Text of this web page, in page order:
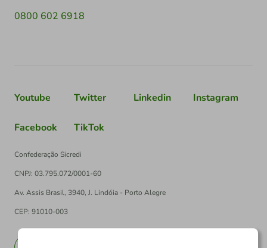
0800 602 6918
Youtube Twitter Linkedin Instagram
Facebook TikTok
Confederação Sicredi
CNPJ: 03.795.072/0001-60
Av. Assis Brasil, 3940, J. Lindóia - Porto Alegre
CEP: 91010-003